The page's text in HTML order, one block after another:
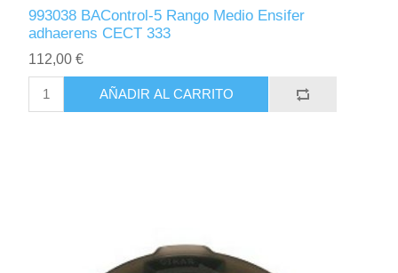
993038 BAControl-5 Rango Medio Ensifer
adhaerens CECT 333
112,00 €
AÑADIR AL CARRITO